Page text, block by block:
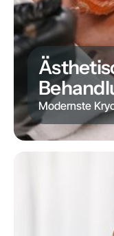
Modernste